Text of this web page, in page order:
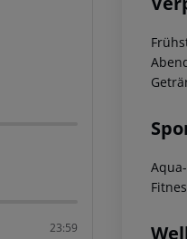
23:59